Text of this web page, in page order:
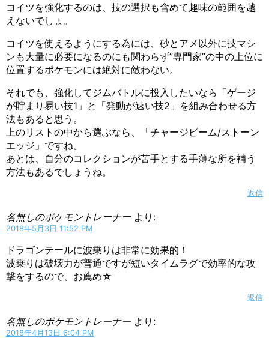
コイツを強化するのは、技の選択も含めて趣味の範囲を越
えないでしょ。
コイツを使えるようにする為には、砂とアメ以外に技マシ
ンも大量に必要になるのにも関わらず”専門家”の中の上位に
位置するポケモンには絶対に敵わない。
それでも、強化してジムバトルに投入したいなら「ゲージ
が貯まり易い技1」と「発動が速い技2」を組み合わせる方
法もあると思う。
上のリストの中から選ぶなら、「チャージビーム/ストーン
エッジ」ですね。
あとは、自分のコレクションが苦手とする手薄な所を補う
方法もあるでしょうね。
返信
名無しのポケモントレーナー より:
2018年5月3日 11:52 PM
ドラゴンテールに波乗りは非常に効果的！
波乗りは破壊力が普通ですが短いタイムラグで効率的な攻
撃をするので、お薦め☆
返信
名無しのポケモントレーナー より:
2018年4月13日 6:04 PM